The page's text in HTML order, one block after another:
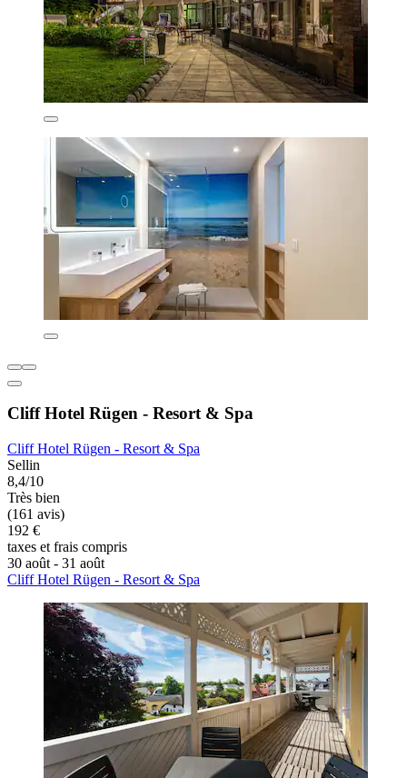
Cliff Hotel Rügen - Resort & Spa
Cliff Hotel Rügen - Resort & Spa
Sellin
8,4/10
Très bien
(161 avis)
192 €
taxes et frais compris
30 août - 31 août
Cliff Hotel Rügen - Resort & Spa